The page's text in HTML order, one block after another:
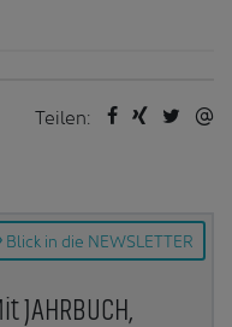
Teilen:
Blick in die NEWSLETTER
JAHRBUCH,